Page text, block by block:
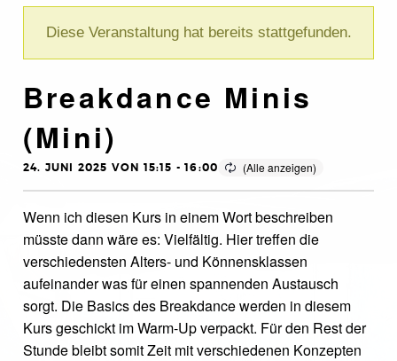
Diese Veranstaltung hat bereits stattgefunden.
Breakdance Minis
(Mini)
24. JUNI 2025 VON 15:15 -16:00
Wenn ich diesen Kurs in einem Wort beschreiben
müsste dann wäre es: Vielfältig. Hier treffen die
verschiedensten Alters- und Könnensklassen
aufeinander was für einen spannenden Austausch
sorgt. Die Basics des Breakdance werden in diesem
Kurs geschickt im Warm-Up verpackt. Für den Rest der
Stunde bleibt somit Zeit mit verschiedenen Konzepten